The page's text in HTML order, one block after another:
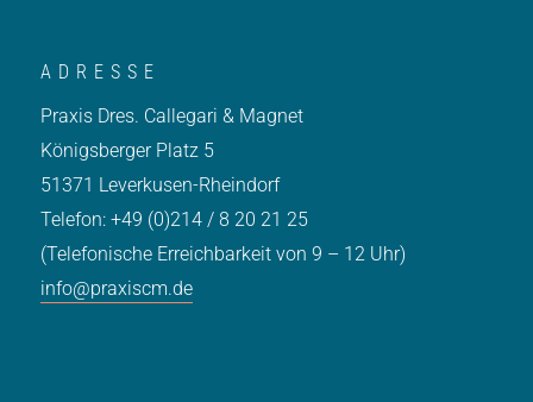
ADRESSE
Praxis Dres. Callegari & Magnet
Königsberger Platz 5
51371 Leverkusen-Rheindorf
Telefon: +49 (0)214 / 8 20 21 25
(Telefonische Erreichbarkeit von 9 – 12 Uhr)
info@praxiscm.de